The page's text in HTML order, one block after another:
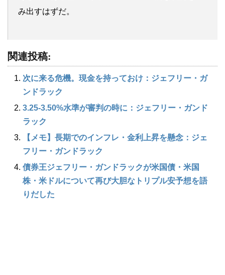
み出すはずだ。
関連投稿:
次に来る危機。現金を持っておけ：ジェフリー・ガ
ンドラック
3.25-3.50%水準が審判の時に：ジェフリー・ガンド
ラック
【メモ】長期でのインフレ・金利上昇を懸念：ジェ
フリー・ガンドラック
債券王ジェフリー・ガンドラックが米国債・米国
株・米ドルについて再び大胆なトリプル安予想を語
りだした